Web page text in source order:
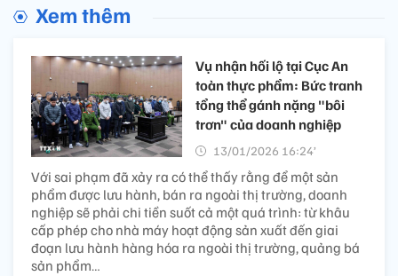
Xem thêm
Vụ nhận hối lộ tại Cục An
toàn thực phẩm: Bức tranh
tổng thể gánh nặng "bôi
trơn" của doanh nghiệp
13/01/2026 16:24’
Với sai phạm đã xảy ra có thể thấy rằng để một sản
phẩm được lưu hành, bán ra ngoài thị trường, doanh
nghiệp sẽ phải chi tiền suốt cả một quá trình: từ khâu
cấp phép cho nhà máy hoạt động sản xuất đến giai
đoạn lưu hành hàng hóa ra ngoài thị trường, quảng bá
sản phẩm…